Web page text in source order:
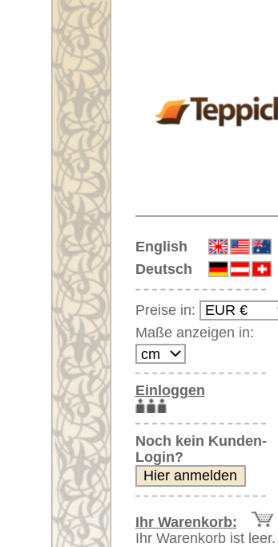
English
Deutsch
Preise in:
Maße anzeigen in:
Einloggen
Noch kein Kunden-
Login?
Ihr Warenkorb:
Ihr Warenkorb ist leer.
Artikelnummer:
Moderne Teppiche
Orientteppiche
Unifarben/ungemustert
Seidenteppiche
Große Teppiche
(über 300x200 cm)
Sehr große XL Teppiche
(über 400x200 cm)
Riesige XXL Teppiche
Weitere
Bitte klicken
Hauptbild